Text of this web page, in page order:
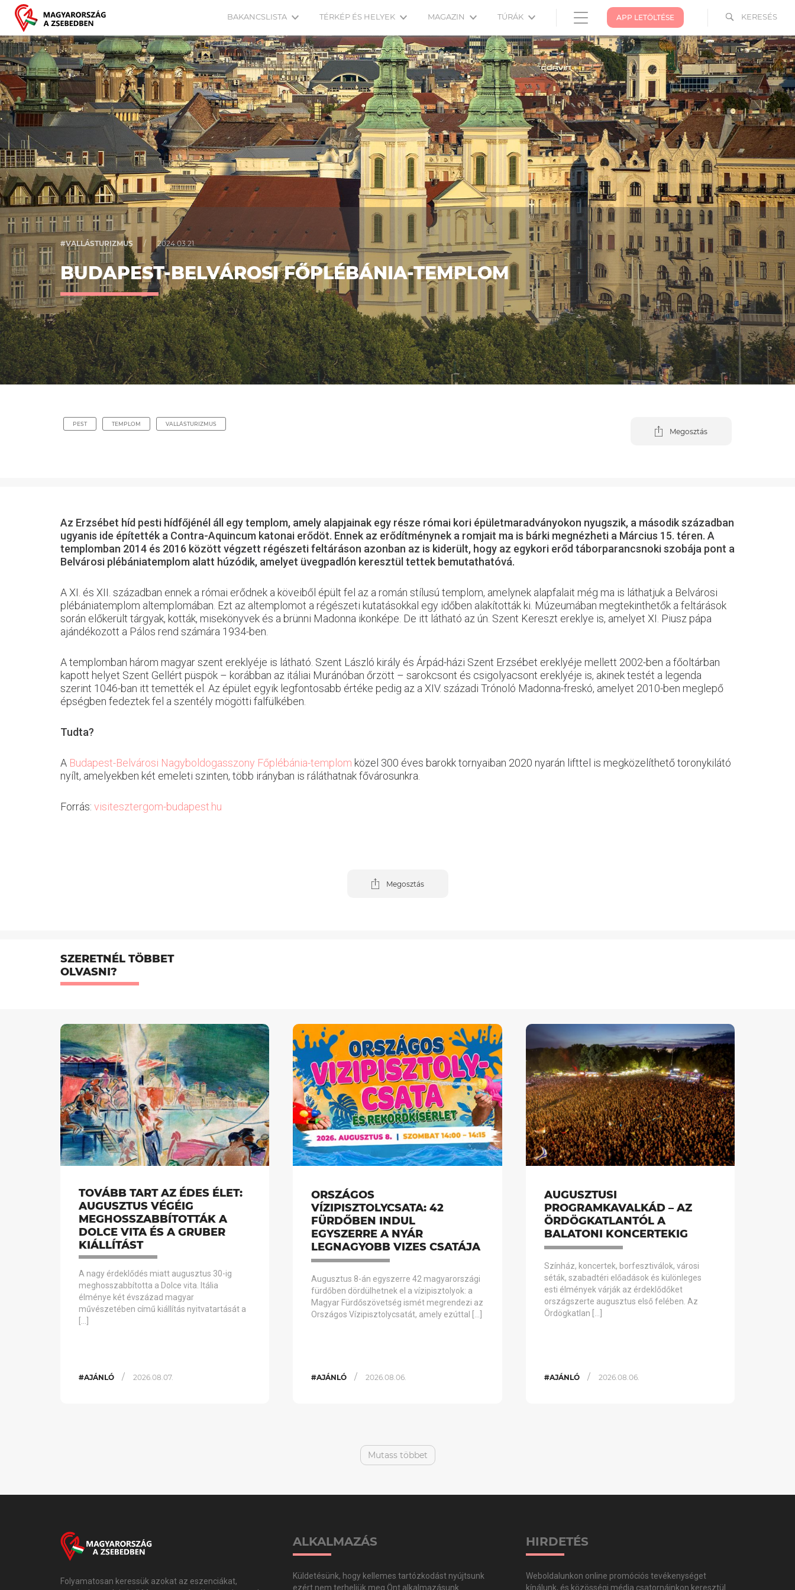
KERESÉS
APP LETÖLTÉSE
BAKANCSLISTA TÉRKÉP ÉS HELYEK MAGAZIN TÚRÁK
#VALLÁSTURIZMUS / 2024.03.21.
BUDAPEST-BELVÁROSI FŐPLÉBÁNIA-TEMPLOM
PEST TEMPLOM VALLÁSTURIZMUS
Megosztás
Az Erzsébet híd pesti hídfőjénél áll egy templom, amely alapjainak egy része római kori épületmaradványokon nyugszik, a második században
ugyanis ide építették a Contra-Aquincum katonai erődöt. Ennek az erődítménynek a romjait ma is bárki megnézheti a Március 15. téren. A
templomban 2014 és 2016 között végzett régészeti feltáráson azonban az is kiderült, hogy az egykori erőd táborparancsnoki szobája pont a
Belvárosi plébániatemplom alatt húzódik, amelyet üvegpadlón keresztül tettek bemutathatóvá.
A XI. és XII. században ennek a római erődnek a köveiből épült fel az a román stílusú templom, amelynek alapfalait még ma is láthatjuk a Belvárosi
plébániatemplom altemplomában. Ezt az altemplomot a régészeti kutatásokkal egy időben alakították ki. Múzeumában megtekinthetők a feltárások
során előkerült tárgyak, kották, misekönyvek és a brünni Madonna ikonképe. De itt látható az ún. Szent Kereszt ereklye is, amelyet XI. Piusz pápa
ajándékozott a Pálos rend számára 1934-ben.
A templomban három magyar szent ereklyéje is látható. Szent László király és Árpád-házi Szent Erzsébet ereklyéje mellett 2002-ben a főoltárban
kapott helyet Szent Gellért püspök – korábban az itáliai Muránóban őrzött – sarokcsont és csigolyacsont ereklyéje is, akinek testét a legenda
szerint 1046-ban itt temették el. Az épület egyik legfontosabb értéke pedig az a XIV. századi Trónoló Madonna-freskó, amelyet 2010-ben meglepő
épségben fedeztek fel a szentély mögötti falfülkében.
Tudta?
A Budapest-Belvárosi Nagyboldogasszony Főplébánia-templom közel 300 éves barokk tornyaiban 2020 nyarán lifttel is megközelíthető toronykilátó
nyílt, amelyekben két emeleti szinten, több irányban is ráláthatnak fővárosunkra.
Forrás: visitesztergom-budapest.hu
Megosztás
SZERETNÉL TÖBBET
OLVASNI?
TOVÁBB TART AZ ÉDES ÉLET:
AUGUSZTUS VÉGÉIG
MEGHOSSZABBÍTOTTÁK A
DOLCE VITA ÉS A GRUBER
KIÁLLÍTÁST
A nagy érdeklődés miatt augusztus 30-ig
meghosszabbította a Dolce vita. Itália
élménye két évszázad magyar
művészetében című kiállítás nyitvatartását a
#AJÁNLÓ / 2026.08.07.
ORSZÁGOS
VÍZIPISZTOLYCSATA: 42
FÜRDŐBEN INDUL
EGYSZERRE A NYÁR
LEGNAGYOBB VIZES CSATÁJA
Augusztus 8-án egyszerre 42 magyarországi
fürdőben dördülhetnek el a vízipisztolyok: a
Magyar Fürdőszövetség ismét megrendezi az
Országos Vízipisztolycsatát, amely ezúttal […]
#AJÁNLÓ / 2026.08.06.
AUGUSZTUSI
PROGRAMKAVALKÁD – AZ
ÖRDÖGKATLANTÓL A
BALATONI KONCERTEKIG
Színház, koncertek, borfesztiválok, városi
séták, szabadtéri előadások és különleges
esti élmények várják az érdeklődőket
országszerte augusztus első felében. Az
Ördögkatlan […]
#AJÁNLÓ / 2026.08.06.
Mutass többet
Folyamatosan keressük azokat az eszenciákat,
ALKALMAZÁS
Küldetésünk, hogy kellemes tartózkodást nyújtsunk
ezért nem terheljük meg Önt alkalmazásunk
HIRDETÉS
Weboldalunkon online promóciós tevékenységet
kínálunk, és közösségi média csatornáinkon keresztül